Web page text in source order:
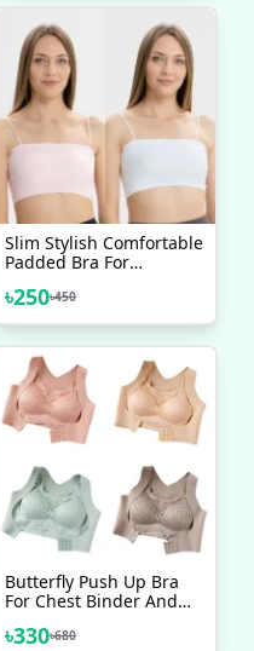
Slim Stylish Comfortable
Padded Bra For
৳250৳450
Butterfly Push Up Bra
For Chest Binder And
৳330৳680